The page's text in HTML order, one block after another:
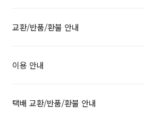
교환/반품/환불 안내
이용 안내
택배 교환/반품/환불 안내